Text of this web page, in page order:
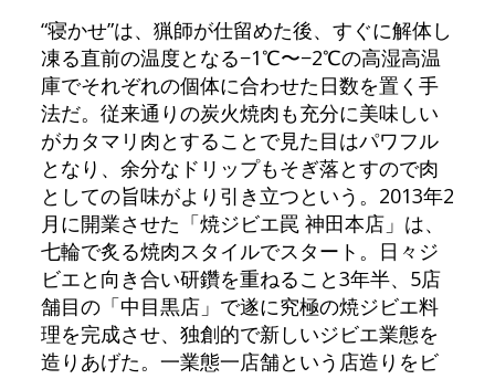
“寝かせ”は、猟師が仕留めた後、すぐに解体し
凍る直前の温度となる−1℃〜−2℃の高湿高温
庫でそれぞれの個体に合わせた日数を置く手
法だ。従来通りの炭火焼肉も充分に美味しい
がカタマリ肉とすることで見た目はパワフル
となり、余分なドリップもそぎ落とすので肉
としての旨味がより引き立つという。2013年2
月に開業させた「焼ジビエ罠 神田本店」は、
七輪で炙る焼肉スタイルでスタート。日々ジ
ビエと向き合い研鑽を重ねること3年半、5店
舗目の「中目黒店」で遂に究極の焼ジビエ料
理を完成させ、独創的で新しいジビエ業態を
造りあげた。一業態一店舗という店造りをビ